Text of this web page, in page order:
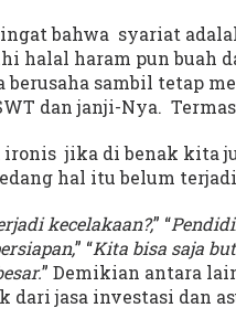
bahwa syariat
halal haram pun buah
berusaha sambil tetap
dan janji-Nya.
jika di benak kita
hal itu belum
kecelakaan?,” “
” “Kita bisa saja
” Demikian antara
dari jasa investasi dan